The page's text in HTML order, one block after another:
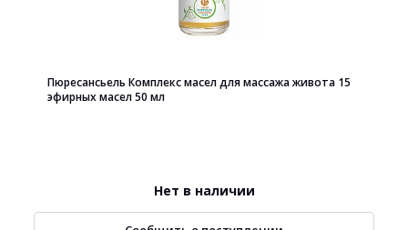
Пюресансьель Комплекс масел для массажа живота 15
эфирных масел 50 мл
Нет в наличии